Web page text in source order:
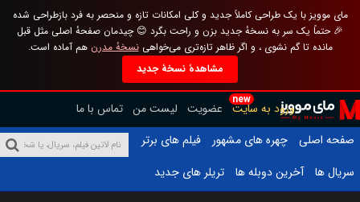
مای موویز با یک طراحی کاملاً جدید و کلی امکانات تازه و منحصر به فرد بازطراحی شده
🎉 حتماً یک سر به نسخهٔ جدید بزن و راحت بگرد 😊 چیدمان صفحهٔ اصلی مثل قبل
مانده تا گم نشوی ، و اگر ظاهر تازه‌تری می‌خواهینسخهٔ مدرن هم آماده است.
مشاهدهٔ نسخهٔ جدید
new
ورود به سایت عضویت لیست من تماس با ما
صفحه اصلی
چهره های مشهور
فیلم های برتر
سریال ها
آخرین دوبله ها تریلر های جدید